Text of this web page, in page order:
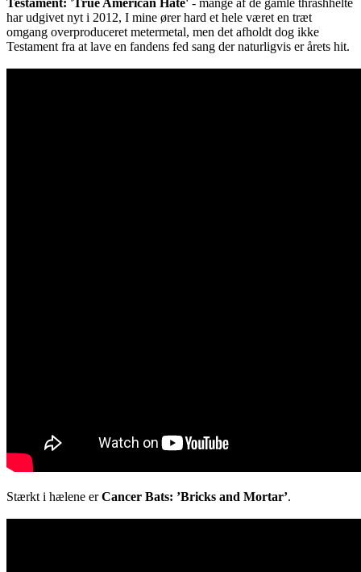
har udgivet nyt i 2012, I mine ører hard et hele været en træt
omgang overproduceret metermetal, men det afholdt dog ikke
Testament fra at lave en fandens fed sang der naturligvis er årets hit.
Stærkt i hælene erCancer Bats: ’Bricks and Mortar’.